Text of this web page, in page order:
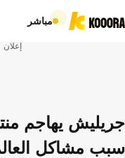
مباشر
إعلان
جريليش يهاجم
سبب مشاكل